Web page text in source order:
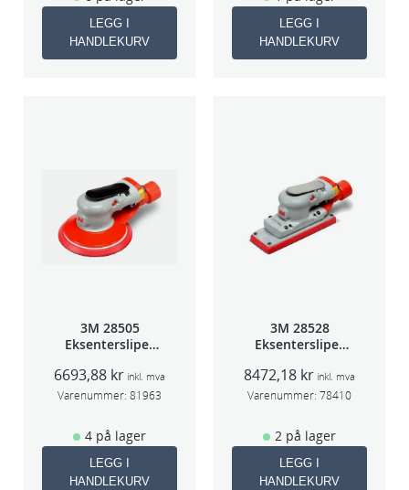
LEGG I
HANDLEKURV
LEGG I
HANDLEKURV
3M 28505
Eksentersliper
2,5mm slag
75mm
6693,88 kr inkl. mva
Varenummer: 81963
4 på lager
LEGG I
HANDLEKURV
3M 28528
Eksentersliper
3mm slag
70×198
8472,18 kr inkl. mva
Varenummer: 78410
2 på lager
LEGG I
HANDLEKURV